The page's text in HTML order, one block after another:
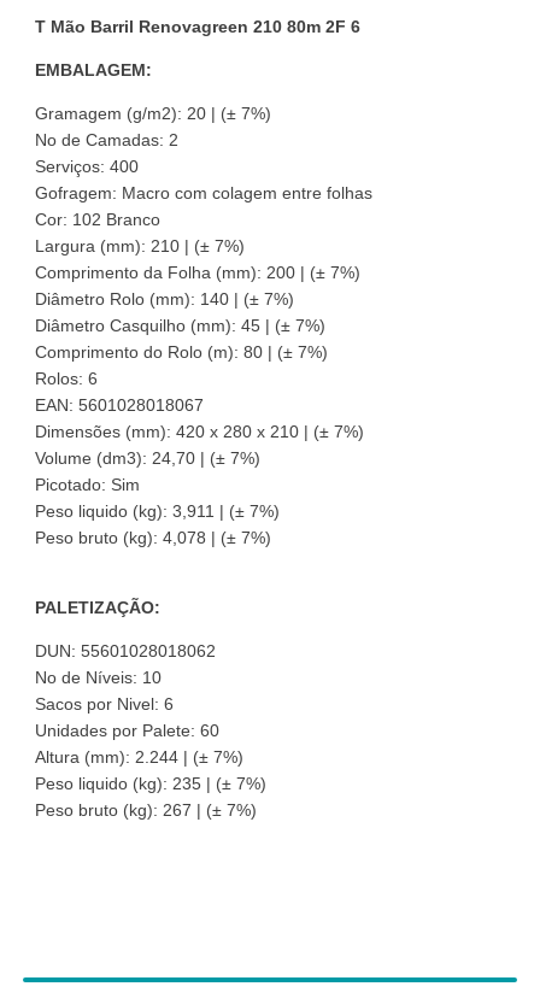
T Mão Barril Renovagreen 210 80m 2F 6
EMBALAGEM:
Gramagem (g/m2): 20 | (± 7%)
No de Camadas: 2
Serviços: 400
Gofragem: Macro com colagem entre folhas
Cor: 102 Branco
Largura (mm): 210 | (± 7%)
Comprimento da Folha (mm): 200 | (± 7%)
Diâmetro Rolo (mm): 140 | (± 7%)
Diâmetro Casquilho (mm): 45 | (± 7%)
Comprimento do Rolo (m): 80 | (± 7%)
Rolos: 6
EAN: 5601028018067
Dimensões (mm): 420 x 280 x 210 | (± 7%)
Volume (dm3): 24,70 | (± 7%)
Picotado: Sim
Peso liquido (kg): 3,911 | (± 7%)
Peso bruto (kg): 4,078 | (± 7%)
PALETIZAÇÃO:
DUN: 55601028018062
No de Níveis: 10
Sacos por Nivel: 6
Unidades por Palete: 60
Altura (mm): 2.244 | (± 7%)
Peso liquido (kg): 235 | (± 7%)
Peso bruto (kg): 267 | (± 7%)